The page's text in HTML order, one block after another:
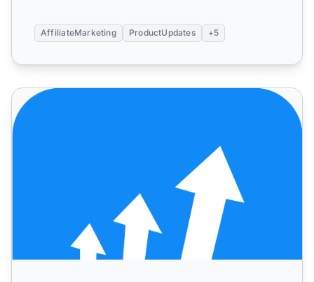
AffiliateMarketing ProductUpdates +5
Post Affiliate Pro - Mejoras y correcciones de errores de